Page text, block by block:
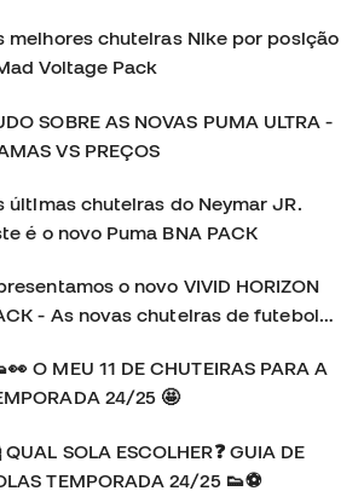
melhores chuteiras Nike por posição
Voltage Pack
SOBRE AS NOVAS PUMA ULTRA -
VS PREÇOS
últimas chuteiras do Neymar JR.
é o novo Puma BNA PACK
o novo VIVID HORIZON
- As novas chuteiras de futebol
O MEU 11 DE CHUTEIRAS PARA A
24/25 🤩
QUAL SOLA ESCOLHER❓ GUIA DE
TEMPORADA 24/25 👟⚽